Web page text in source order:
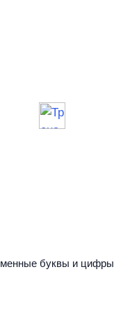
буквы и цифры